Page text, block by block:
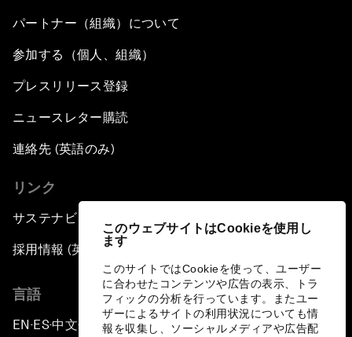
このウェブサイトはCookieを使用し
ます
このサイトではCookieを使って、ユーザー
に合わせたコンテンツや広告の表示、トラ
フィックの分析を行っています。またユー
ザーによるサイトの利用状況についても情
報を収集し、ソーシャルメディアや広告配
パートナー（組織）について
参加する（個人、組織）
プレスリリース登録
ニュースレター購読
連絡先 (英語のみ)
リンク
サステナビリティへの取り組み
採用情報 (英語のみ)
言語
EN ▪ES▪中文▪ 日本語